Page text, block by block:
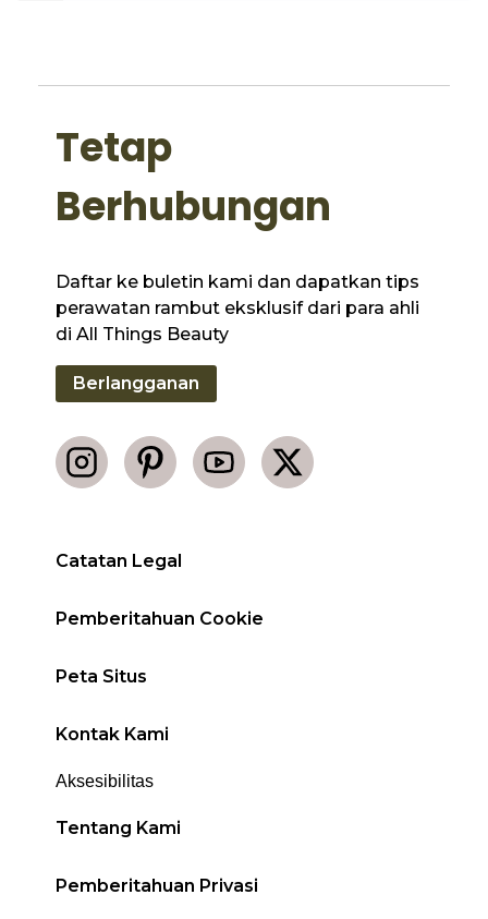
Catatan Legal
Pemberitahuan Cookie
Peta Situs
Kontak Kami
Aksesibilitas
Tentang Kami
Pemberitahuan Privasi
Tetap
Berhubungan
Daftar ke buletin kami dan dapatkan tips
perawatan rambut eksklusif dari para ahli
di All Things Beauty
Berlangganan